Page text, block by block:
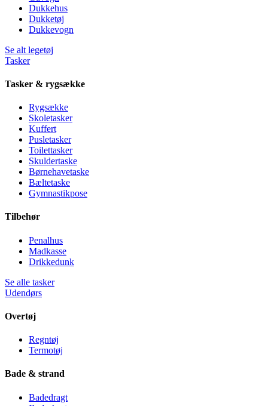
Dukkehus
Dukketøj
Dukkevogn
Se alt legetøj
Tasker
Tasker & rygsække
Rygsække
Skoletasker
Kuffert
Pusletasker
Toilettasker
Skuldertaske
Børnehavetaske
Bæltetaske
Gymnastikpose
Tilbehør
Penalhus
Madkasse
Drikkedunk
Se alle tasker
Udendørs
Overtøj
Regntøj
Termotøj
Bade & strand
Badedragt